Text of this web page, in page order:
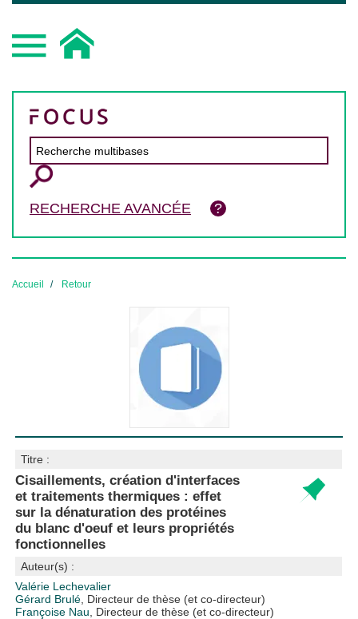
RECHERCHE AVANCÉE
Accueil Retour
Titre :
Cisaillements, création d'interfaces
et traitements thermiques : effet
sur la dénaturation des protéines
du blanc d'oeuf et leurs propriétés
fonctionnelles
Auteur(s) :
Valérie Lechevalier
Gérard Brulé , Directeur de thèse (et co-directeur)
Françoise Nau , Directeur de thèse (et co-directeur)